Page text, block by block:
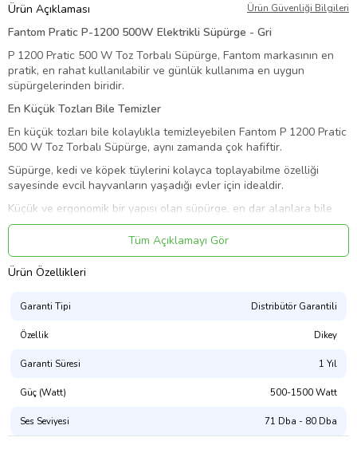
Ürün Açıklaması Ürün Güvenliği Bilgileri
Fantom Pratic P-1200 500W Elektrikli Süpürge - Gri
P 1200 Pratic 500 W Toz Torbalı Süpürge, Fantom markasının en
pratik, en rahat kullanılabilir ve günlük kullanıma en uygun
süpürgelerinden biridir.
En Küçük Tozları Bile Temizler
En küçük tozları bile kolaylıkla temizleyebilen Fantom P 1200 Pratic
500 W Toz Torbalı Süpürge, aynı zamanda çok hafiftir.
Süpürge, kedi ve köpek tüylerini kolayca toplayabilme özelliği
sayesinde evcil hayvanların yaşadığı evler için idealdir.
Küçük ve ergonomik bir yapısı olan süpürge, en dar alanlara bile
çok rahatlıkla sığabilir.
Süpürge en küçük tozları bile çekebilecek emiş gücü kapasitesiyle
dikkat çekmektedir.
arkası da dahil olmak üzere birçok yere rahatlıkla yerleştirilebilir.
rahat kullanımıyla dikkat çekiyor.
Süpürge Türü: Toz torbalı
Tüm Açıklamayı Gör
Ürün Özellikleri
Garanti Tipi Distribütör Garantili
Özellik Dikey
Garanti Süresi 1 Yıl
Güç (Watt) 500-1500 Watt
Ses Seviyesi 71 Dba - 80 Dba